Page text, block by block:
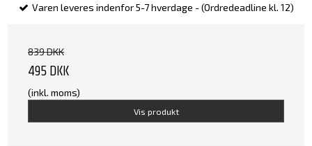
Varen leveres indenfor 5-7 hverdage - (Ordredeadline kl. 12)
839 DKK
495 DKK
(inkl. moms)
Vis produkt